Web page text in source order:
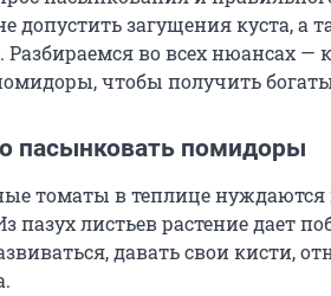
допустить загущения куста, а
Разбираемся во всех нюансах
чтобы получить
пасынковать помидоры
томаты в теплице нуждаются
пазух листьев растение дает
давать свои кисти,